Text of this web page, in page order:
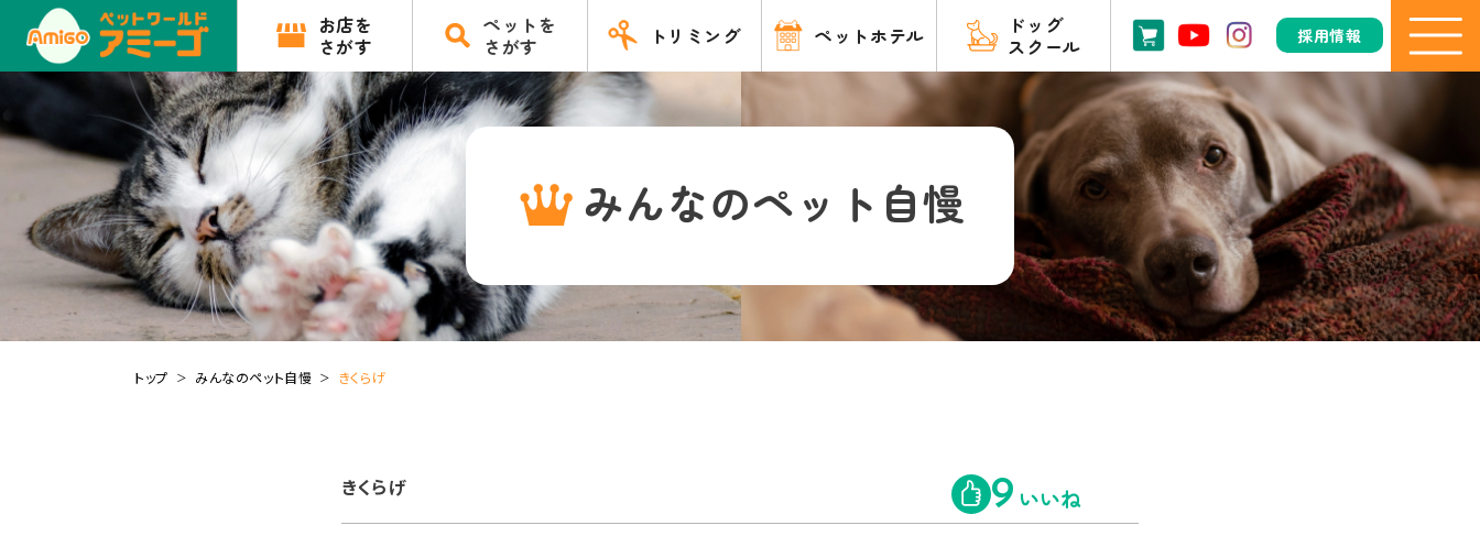
お店を
さがす
ペットを
さがす
トリミング ペットホテル
ドッグ
スクール
採用情報
みんなのペット自慢
トップ みんなのペット自慢 きくらげ
きくらげ 9 いいね